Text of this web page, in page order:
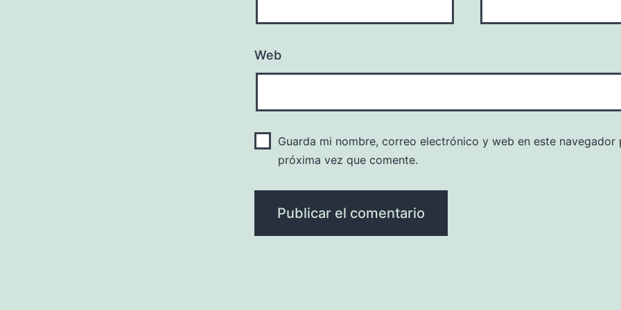
Web
Guarda mi nombre, correo electrónico y web en este navegador
próxima vez que comente.